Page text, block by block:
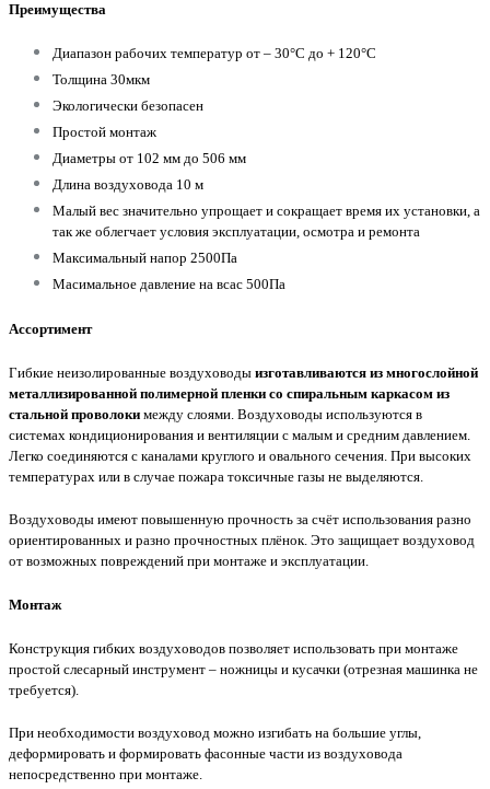
Преимущества
Диапазон рабочих температур от – 30°С до + 120°С
Толщина 30мкм
Экологически безопасен
Простой монтаж
Диаметры от 102 мм до 506 мм
Длина воздуховода 10 м
Малый вес значительно упрощает и сокращает время их установки, а
так же облегчает условия эксплуатации, осмотра и ремонта
Максимальный напор 2500Па
Масимальное давление на всас 500Па
Ассортимент
Гибкие неизолированные воздуховоды изготавливаются из многослойной
металлизированной полимерной пленки со спиральным каркасом из
стальной проволоки между слоями. Воздуховоды используются в
системах кондиционирования и вентиляции с малым и средним давлением.
Легко соединяются с каналами круглого и овального сечения. При высоких
температурах или в случае пожара токсичные газы не выделяются.
Воздуховоды имеют повышенную прочность за счёт использования разно
ориентированных и разно прочностных плёнок. Это защищает воздуховод
от возможных повреждений при монтаже и эксплуатации.
Монтаж
Конструкция гибких воздуховодов позволяет использовать при монтаже
простой слесарный инструмент – ножницы и кусачки (отрезная машинка не
требуется).
При необходимости воздуховод можно изгибать на большие углы,
деформировать и формировать фасонные части из воздуховода
непосредственно при монтаже.